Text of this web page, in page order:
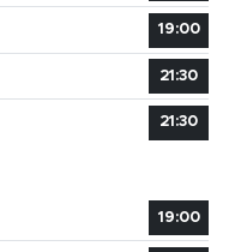
19:00
21:30
21:30
19:00